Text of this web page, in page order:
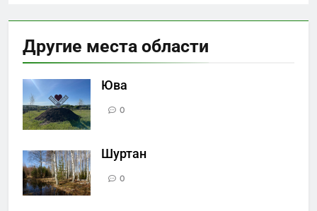
Другие места области
Юва
0
Шуртан
0